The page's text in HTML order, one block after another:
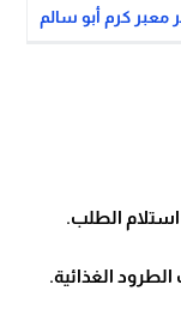
استلام الطلب.
الغذائية.